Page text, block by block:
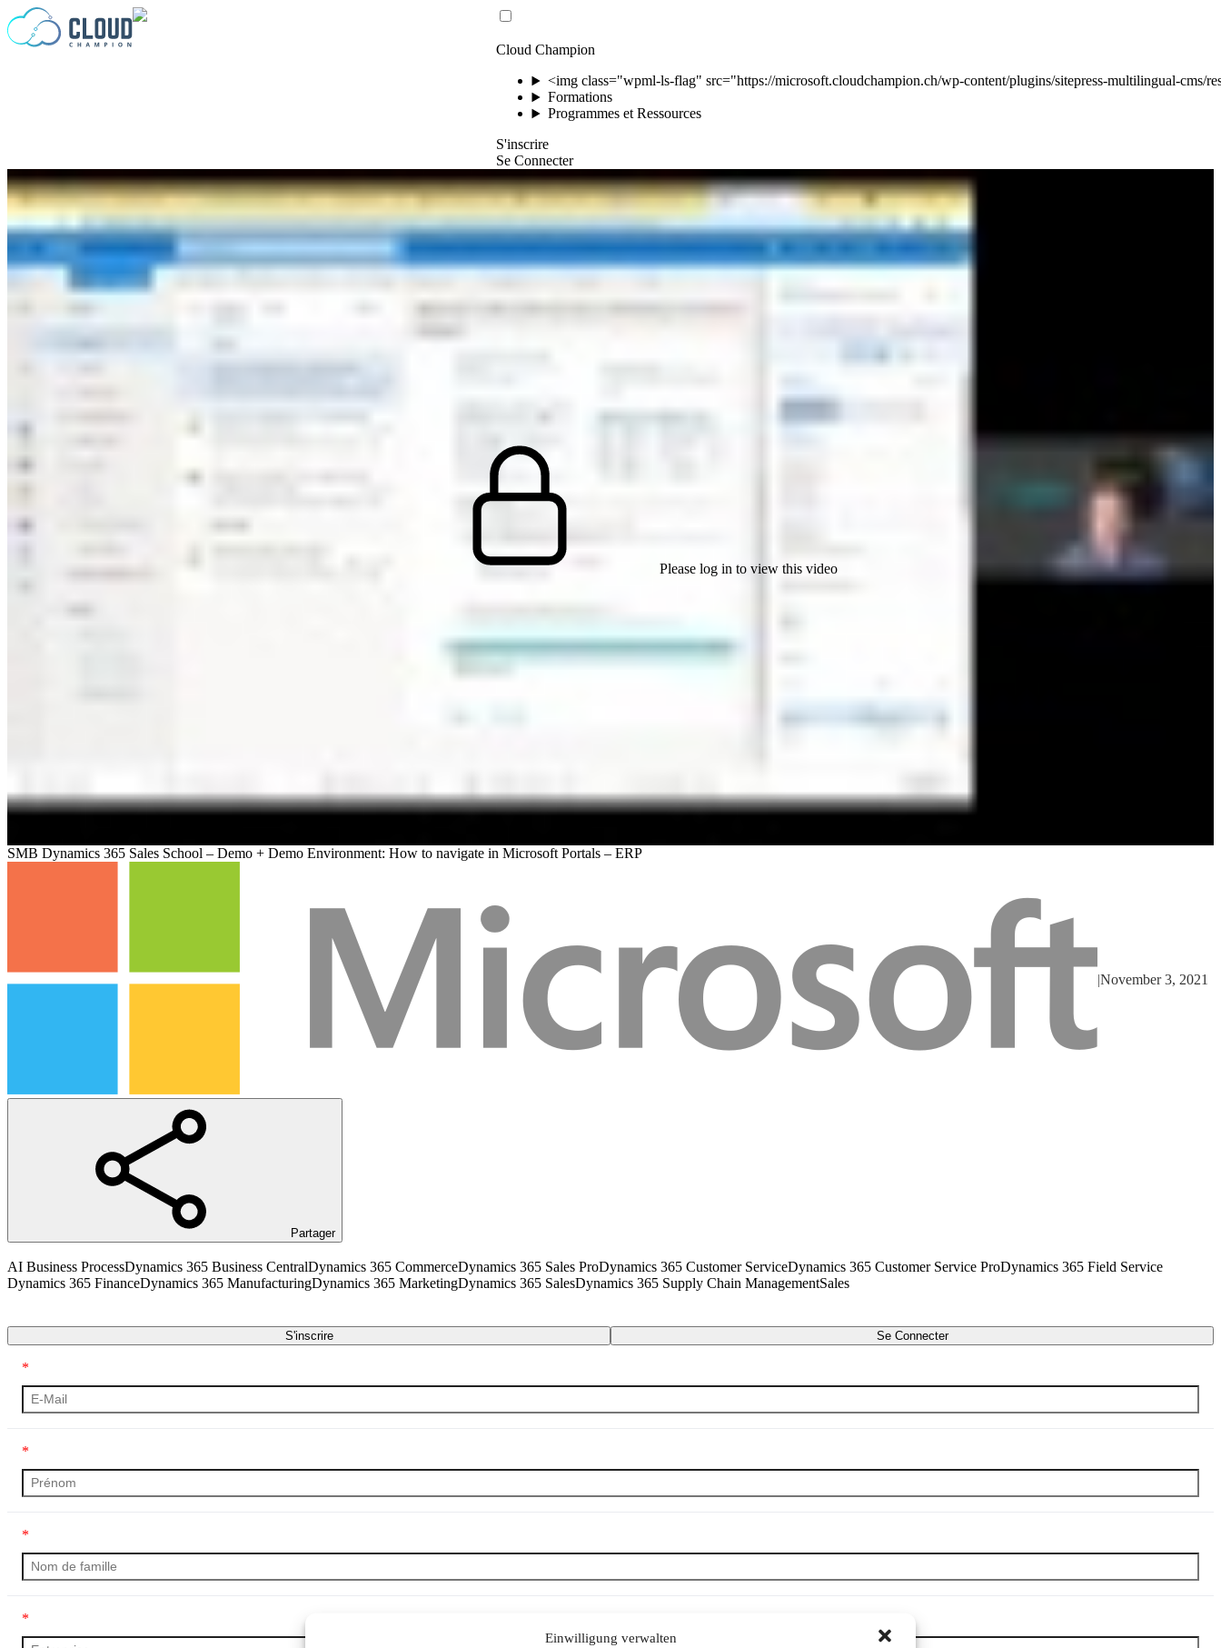
Einwilligung verwalten
Passer au contenu
Cloud Champion
<img class="wpml-ls-flag" src="https://microsoft.cloudchampion.ch/wp-content/plugins/sitepress-multilingual-cms/
Formations
Programmes et Ressources
S'inscrire
Se Connecter
Please log in to view this video
SMB Dynamics 365 Sales School – Demo + Demo Environment: How to navigate in Microsoft Portals – ERP
|November 3, 2021
Partager
AI Business ProcessDynamics 365 Business CentralDynamics 365 CommerceDynamics 365 Sales ProDynamics 365 Customer ServiceDynamics 365 Customer Service ProDynamics 365 Field Service
Dynamics 365 FinanceDynamics 365 ManufacturingDynamics 365 MarketingDynamics 365 SalesDynamics 365 Supply Chain ManagementSales
S'inscrire Se Connecter
*
*
*
*